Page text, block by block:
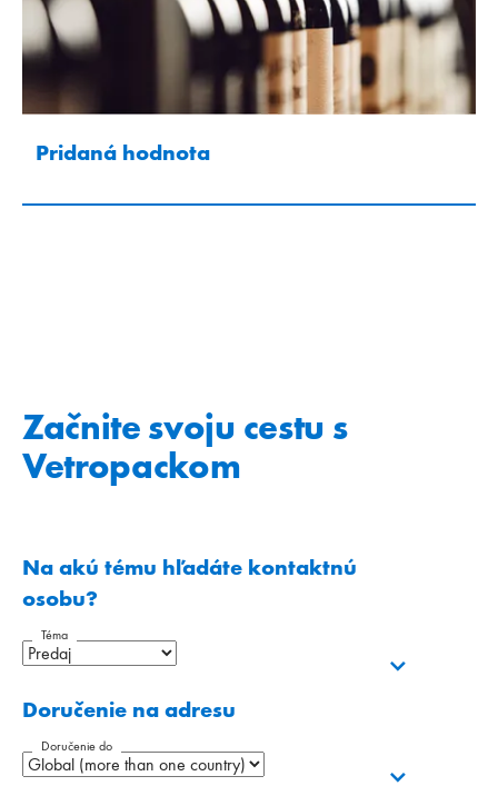
Pridaná hodnota
Začnite svoju cestu s
Vetropackom
Na akú tému hľadáte kontaktnú
osobu?
Téma
Doručenie na adresu
Doručenie do